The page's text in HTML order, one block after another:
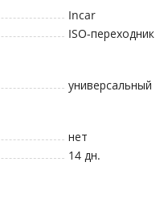
Incar
ISO-переходник
универсальный
нет
14 дн.